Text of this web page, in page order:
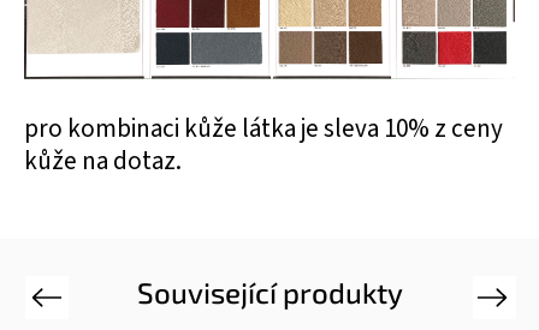
pro kombinaci kůže látka je sleva 10% z ceny
kůže na dotaz.
Související produkty
Previous Next